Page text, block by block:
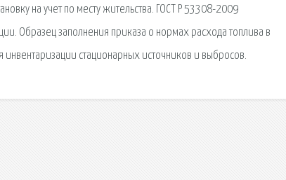
на учет по месту жительства. ГОСТ Р 53308-2009
Образец заполнения приказа о нормах расхода топлива в
стационарных источников и выбросов.